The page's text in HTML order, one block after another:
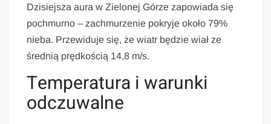
Dzisiejsza aura w Zielonej Górze zapowiada się
pochmurno – zachmurzenie pokryje około 79%
nieba. Przewiduje się, że wiatr będzie wiał ze
średnią prędkością 14,8 m/s.
Temperatura i warunki
odczuwalne